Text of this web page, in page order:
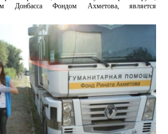
Донбасса Фондом Ахметова, является